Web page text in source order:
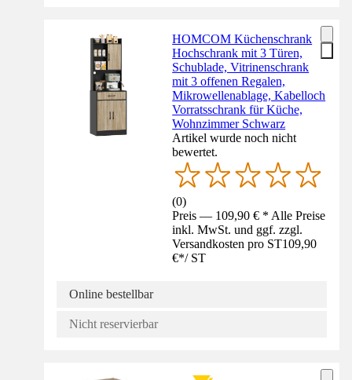
HOMCOM Küchenschrank
Hochschrank mit 3 Türen,
Schublade, Vitrinenschrank
mit 3 offenen Regalen,
Mikrowellenablage, Kabelloch
Vorratsschrank für Küche,
Wohnzimmer Schwarz
Artikel wurde noch nicht
bewertet.
(0)
Preis — 109,90 € * Alle Preise
inkl. MwSt. und ggf. zzgl.
Versandkosten pro ST109,90
€*/ ST
Online bestellbar
Nicht reservierbar